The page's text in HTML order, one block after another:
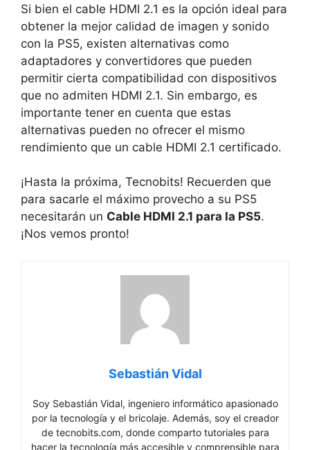
Si bien el cable HDMI 2.1 es la opción ideal para
obtener la mejor calidad de imagen y sonido
con la PS5, existen alternativas como
adaptadores y convertidores que pueden
permitir cierta compatibilidad con dispositivos
que no admiten HDMI 2.1. Sin embargo, es
importante tener en cuenta que estas
alternativas pueden no ofrecer el mismo
rendimiento que un cable HDMI 2.1 certificado.
¡Hasta la próxima, Tecnobits! Recuerden que
para sacarle el máximo provecho a su PS5
necesitarán un Cable HDMI 2.1 para la PS5.
¡Nos vemos pronto!
Sebastián Vidal
Soy Sebastián Vidal, ingeniero informático apasionado
por la tecnología y el bricolaje. Además, soy el creador
de tecnobits.com, donde comparto tutoriales para
hacer la tecnología más accesible y comprensible para